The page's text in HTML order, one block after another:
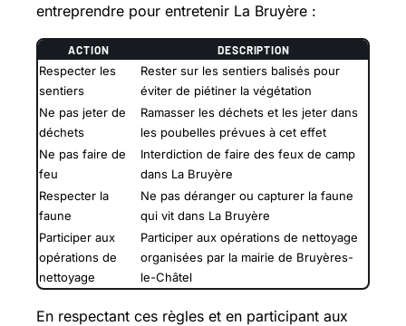
entreprendre pour entretenir La Bruyère :
ACTION DESCRIPTION
Respecter les
sentiers
Rester sur les sentiers balisés pour
éviter de piétiner la végétation
Ne pas jeter de
déchets
Ramasser les déchets et les jeter dans
les poubelles prévues à cet effet
Ne pas faire de
feu
Interdiction de faire des feux de camp
dans La Bruyère
Respecter la
faune
Ne pas déranger ou capturer la faune
qui vit dans La Bruyère
Participer aux
opérations de
nettoyage
Participer aux opérations de nettoyage
organisées par la mairie de Bruyères-
le-Châtel
En respectant ces règles et en participant aux